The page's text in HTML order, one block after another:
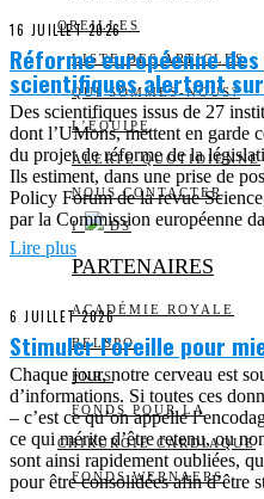
OREILLES
LISTE DES ARTICLES
QUI SOMMES-NOUS?
L’ÉQUIPE
ALERTE QUOTIDIENNE
NOUS CONTACTER
I DS
PARTENAIRES
ACADÉMIE ROYALE
BELSPO
FNRS
FONDS POUR LA
CHIRURGIE CARDIAQUE
FONDS WERNAERS
16 JUILLET 2026
Réforme européenne
scientifiques alertent
Des scientifiques issus de 27
dont l’UMons, mettent en garde
du projet de réforme de la
Ils estiment, dans une prise de
Policy Forum de la revue
par la Commission européenne
Lire plus
6 JUILLET 2026
Stimuler l’oreille pour
Chaque jour, notre cerveau est
d’informations. Si toutes ces
– c’est ce qu’on appelle
ce qui mérite d’être retenu, ou
sont ainsi rapidement oubliées,
pour être consolidées afin d’être